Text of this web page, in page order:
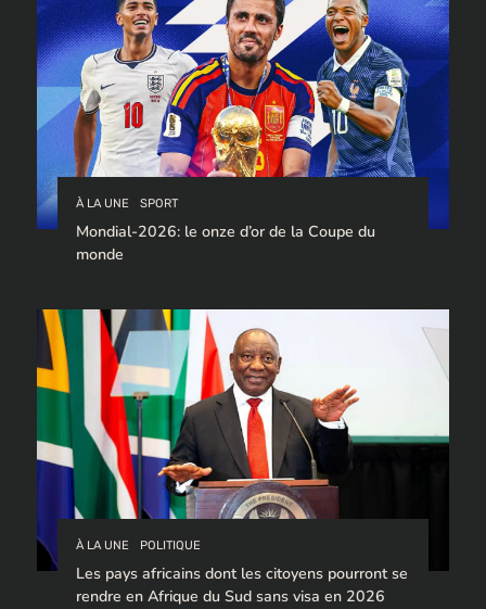
À LA UNE SPORT
Mondial-2026: le onze d’or de la Coupe du
monde
À LA UNE POLITIQUE
Les pays africains dont les citoyens pourront se
rendre en Afrique du Sud sans visa en 2026